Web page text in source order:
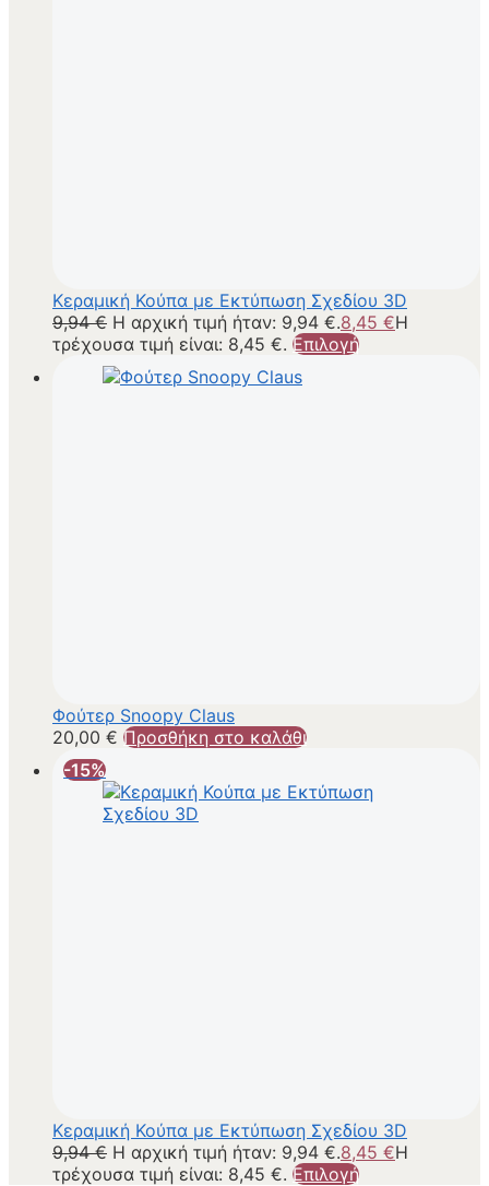
Κεραμική Κούπα με Εκτύπωση Σχεδίου 3D
9,94€ Η αρχική τιμή ήταν: 9,94 €.8,45 €Η
τρέχουσα τιμή είναι: 8,45 €. Επιλογή
Φούτερ Snoopy Claus
20,00 € Προσθήκη στο καλάθι
-15%
Κεραμική Κούπα με Εκτύπωση Σχεδίου 3D
9,94€ Η αρχική τιμή ήταν: 9,94 €.8,45 €Η
τρέχουσα τιμή είναι: 8,45 €. Επιλογή